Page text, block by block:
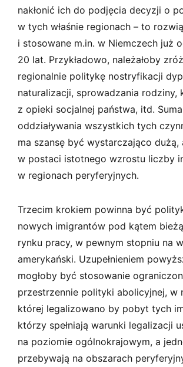
nakłonić ich do podjęcia decyzji o
w tych właśnie regionach – to
i stosowane m.in. w Niemczech już
20 lat. Przykładowo, należałoby
regionalnie politykę nostryfikacji
naturalizacji, sprowadzania rodziny,
z opieki socjalnej państwa, itd. Suma
oddziaływania wszystkich tych
ma szansę być wystarczająco
w postaci istotnego wzrostu liczby
w regionach peryferyjnych.
Trzecim krokiem powinna być
nowych imigrantów pod kątem
rynku pracy, w pewnym stopniu na
amerykański. Uzupełnieniem
mogłoby być stosowanie
przestrzennie polityki abolicyjnej, w
której legalizowano by pobyt tych
którzy spełniają warunki legalizacji
na poziomie ogólnokrajowym, a
przebywają na obszarach